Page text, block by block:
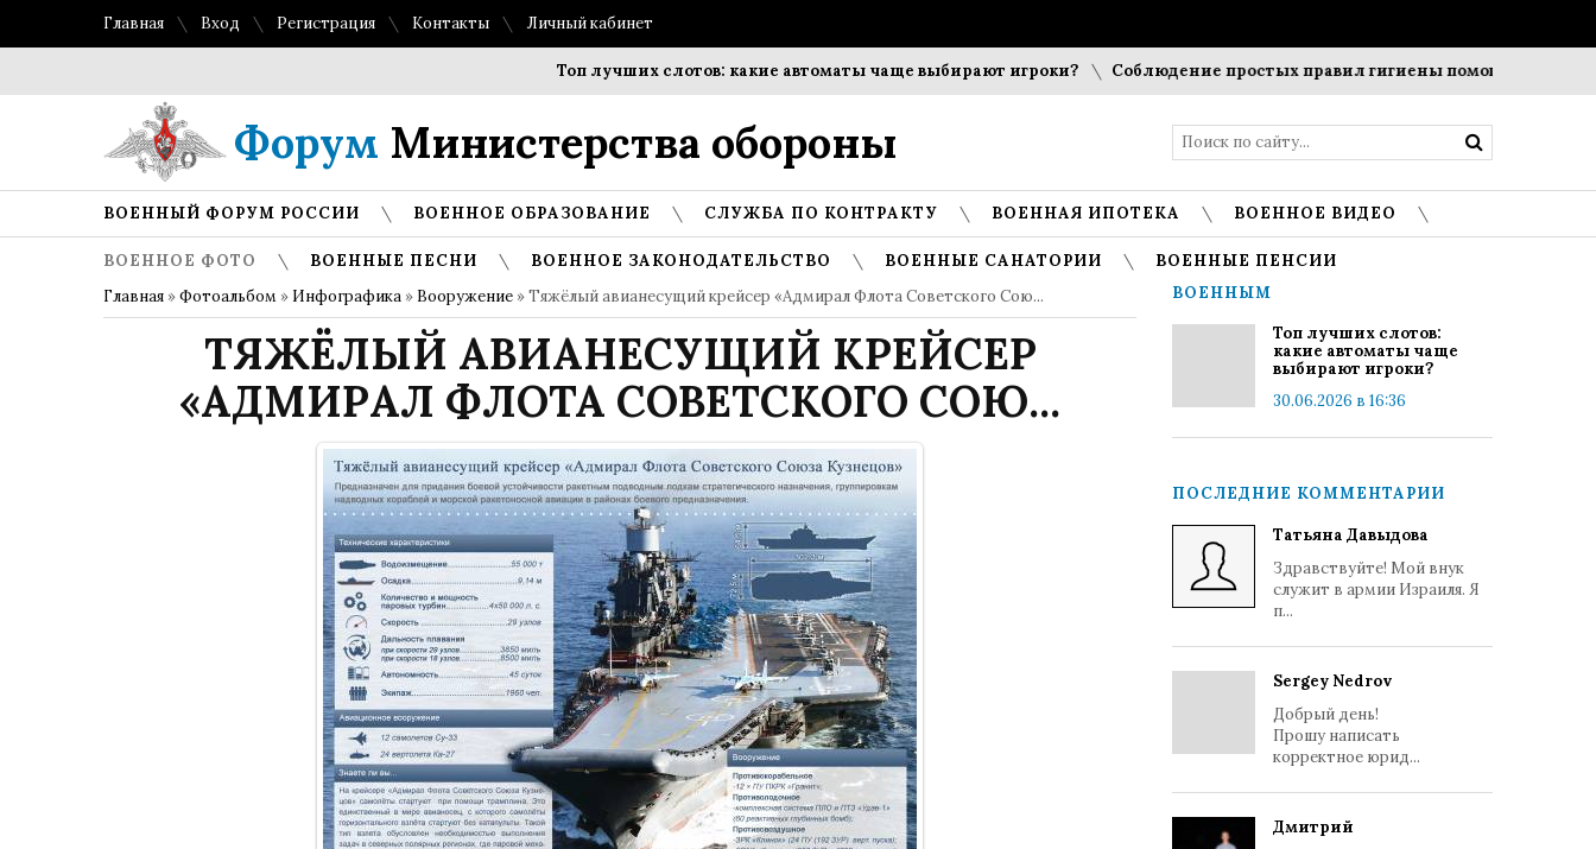
Главная Вход Регистрация Контакты Личный кабинет
Топ лучших слотов: какие автоматы чаще выбирают игроки? Соблюдение простых правил гигиены помогает
Форум Министерства обороны
ВОЕННЫЙ ФОРУМ РОССИИ ВОЕННОЕ ОБРАЗОВАНИЕ СЛУЖБА ПО КОНТРАКТУ ВОЕННАЯ ИПОТЕКА ВОЕННОЕ ВИДЕО
ВОЕННОЕ ФОТО ВОЕННЫЕ ПЕСНИ ВОЕННОЕ ЗАКОНОДАТЕЛЬСТВО ВОЕННЫЕ САНАТОРИИ
ВОЕННЫЕ ПЕНСИИ
Главная »Фотоальбом » Инфографика » Вооружение » Тяжёлый авианесущий крейсер «Адмирал Флота Советского Сою...
ТЯЖЁЛЫЙ АВИАНЕСУЩИЙ КРЕЙСЕР
«АДМИРАЛ ФЛОТА СОВЕТСКОГО СОЮ...
ВОЕННЫМ
Топ лучших слотов:
какие автоматы чаще
выбирают игроки?
30.06.2026 в 16:36
ПОСЛЕДНИЕ КОММЕНТАРИИ
Татьяна Давыдова
Здравствуйте! Мой внук
служит в армии Израиля. Я
п...
Sergey Nedrov
Добрый день!
Прошу написать
корректное юрид...
Дмитрий